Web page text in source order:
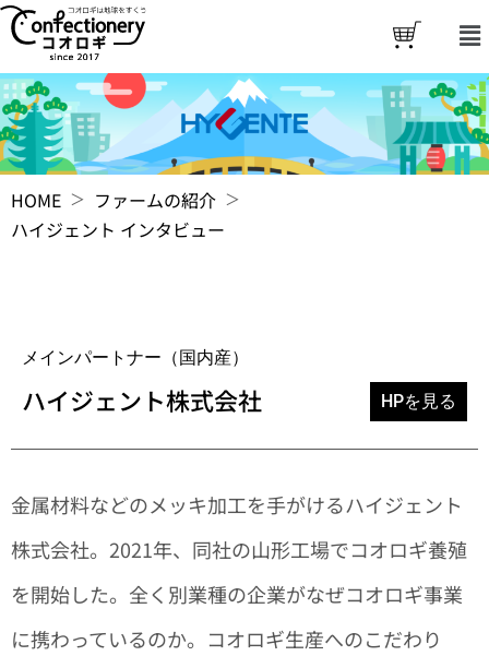
HOME
ファームの紹介
ハイジェント インタビュー
メインパートナー（国内産）
ハイジェント株式会社 HPを見る
金属材料などのメッキ加工を手がけるハイジェント
株式会社。2021年、同社の山形工場でコオロギ養殖
を開始した。全く別業種の企業がなぜコオロギ事業
に携わっているのか。コオロギ生産へのこだわり